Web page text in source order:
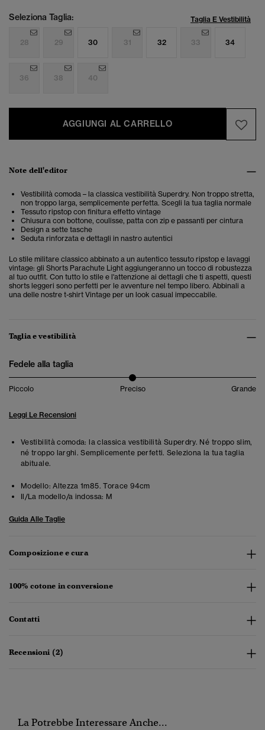
Seleziona Taglia: Taglia E Vestibilità
28 29 30 31 32 33 34
36 38 40
AGGIUNGI AL CARRELLO
Note dell'editor
Vestibilità comoda – la classica vestibilità Superdry. Non troppo stretta,
non troppo larga, semplicemente perfetta. Scegli la tua taglia normale
Tessuto ripstop con finitura effetto vintage
Chiusura con bottone, coulisse, patta con zip e passanti per cintura
Design a sette tasche
Seduta rinforzata e dettagli in nastro autentici
Lo stile militare classico abbinato a un autentico tessuto ripstop e lavaggi
vintage: gli Shorts Parachute Light aggiungeranno un tocco di robustezza
al tuo outfit. Con tutto lo stile e l'attenzione ai dettagli che ti aspetti, questi
shorts leggeri sono perfetti per le avventure nel tempo libero. Abbinali a
una delle nostre t-shirt Vintage per un look casual impeccabile.
Taglia e vestibilità
Fedele alla taglia
Piccolo Preciso Grande
Leggi Le Recensioni
Vestibilità comoda: la classica vestibilità Superdry. Né troppo slim,
né troppo larghi. Semplicemente perfetti. Seleziona la tua taglia
abituale.
Modello: Altezza 1m85. Torace 94cm
Il/La modello/a indossa: M
Guida Alle Taglie
Composizione e cura
100% cotone in conversione
Contatti
Recensioni (2)
La Potrebbe Interessare Anche...